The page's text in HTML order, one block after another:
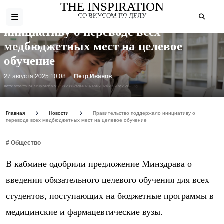
THE INSPIRATION
СО ВКУСОМ ПО ДЕЛУ
Фото: https://niioz.ru/upload/iblock/386/38624d4a97974ba5192a6bb51bc25d67.jpg
Правительство поддержало
инициативу о переводе всех
медбюджетных мест на целевое
обучение
27 августа 2025 10:08 Петр Иванов
Главная Новости
Правительство поддержало инициативу о
переводе всех медбюджетных мест на целевое обучение
# Общество
В кабмине одобрили предложение Минздрава о
введении обязательного целевого обучения для всех
студентов, поступающих на бюджетные программы в
медицинские и фармацевтические вузы.